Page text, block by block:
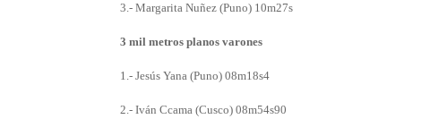
3.- Margarita Nuñez (Puno) 10m27s
3 mil metros planos varones
1.- Jesús Yana (Puno) 08m18s4
2.- Iván Ccama (Cusco) 08m54s90